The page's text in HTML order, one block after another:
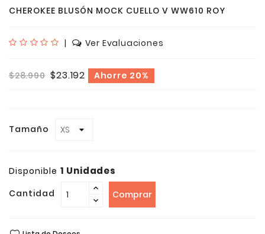
CHEROKEE BLUSÓN MOCK CUELLO V WW610 ROY
| Ver Evaluaciones
$28.990 $23.192 Ahorre 20%
Tamaño
Disponible 1 Unidades
Cantidad Comprar